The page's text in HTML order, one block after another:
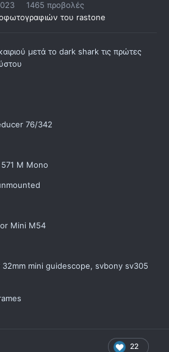
1465 προβολές
του rastone
μετά το dark shark τις πρώτες
76/342
M Mono
Mini M54
mini guidescope, svbony sv305
22